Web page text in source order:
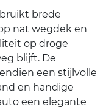
brede
nat wegdek en
op droge
blijft. De
een stijlvolle
en handige
een elegante